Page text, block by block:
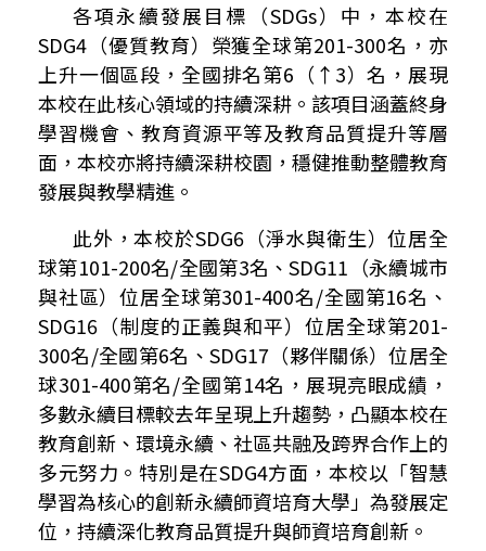
各項永續發展目標（SDGs）中，本校在
SDG4 （優質教育）榮獲全球第201-300名，亦
上升一個區段，全國排名第6 （↑ 3）名，展現
本校在此核心領域的持續深耕。該項目涵蓋終身
學習機會、教育資源平等及教育品質提升等層
面，本校亦將持續深耕校園，穩健推動整體教育
發展與教學精進。
此外，本校於SDG6（淨水與衛生）位居全
球第101-200名/全國第3名、SDG11 （永續城市
與社區）位居全球第301-400名/全國第16名、
SDG16 （制度的正義與和平）位居全球第201-
300名/全國第6名、SDG17 （夥伴關係）位居全
球301-400第名/全國第14名，展現亮眼成績，
多數永續目標較去年呈現上升趨勢，凸顯本校在
教育創新、環境永續、社區共融及跨界合作上的
多元努力。特別是在SDG4方面，本校以「智慧
學習為核心的創新永續師資培育大學」為發展定
位，持續深化教育品質提升與師資培育創新。